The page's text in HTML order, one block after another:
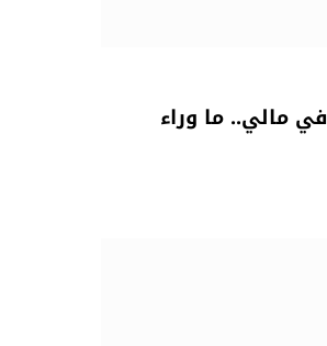
مالي.. ما وراء